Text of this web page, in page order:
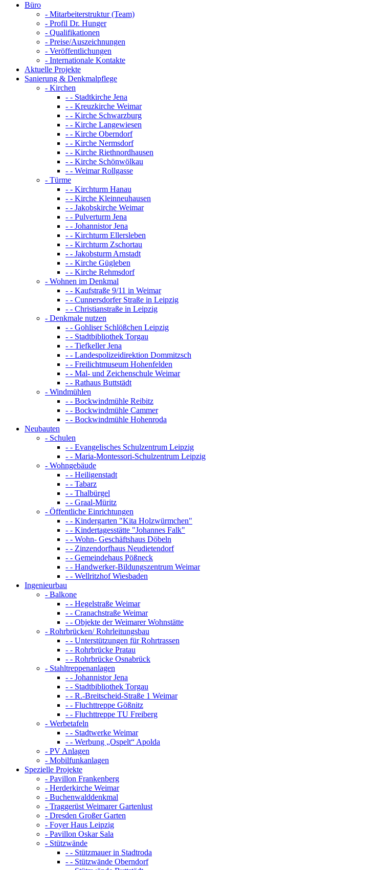
Büro
- Mitarbeiterstruktur (Team)
- Profil Dr. Hunger
- Qualifikationen
- Preise/Auszeichnungen
- Veröffentlichungen
- Internationale Kontakte
Aktuelle Projekte
Sanierung & Denkmalpflege
- Kirchen
- - Stadtkirche Jena
- - Kreuzkirche Weimar
- - Kirche Schwarzburg
- - Kirche Langewiesen
- - Kirche Oberndorf
- - Kirche Nermsdorf
- - Kirche Riethnordhausen
- - Kirche Schönwölkau
- - Weimar Rollgasse
- Türme
- - Kirchturm Hanau
- - Kirche Kleinneuhausen
- - Jakobskirche Weimar
- - Pulverturm Jena
- - Johannistor Jena
- - Kirchturm Ellersleben
- - Kirchturm Zschortau
- - Jakobsturm Arnstadt
- - Kirche Gügleben
- - Kirche Rehmsdorf
- Wohnen im Denkmal
- - Kaufstraße 9/11 in Weimar
- - Cunnersdorfer Straße in Leipzig
- - Christianstraße in Leipzig
- Denkmale nutzen
- - Gohliser Schlößchen Leipzig
- - Stadtbibliothek Torgau
- - Tiefkeller Jena
- - Landespolizeidirektion Dommitzsch
- - Freilichtmuseum Hohenfelden
- - Mal- und Zeichenschule Weimar
- - Rathaus Buttstädt
- Windmühlen
- - Bockwindmühle Reibitz
- - Bockwindmühle Cammer
- - Bockwindmühle Hohenroda
Neubauten
- Schulen
- - Evangelisches Schulzentrum Leipzig
- - Maria-Montessori-Schulzentrum Leipzig
- Wohngebäude
- - Heiligenstadt
- - Tabarz
- - Thalbürgel
- - Graal-Müritz
- Öffentliche Einrichtungen
- - Kindergarten "Kita Holzwürmchen"
- - Kindertagesstätte "Johannes Falk"
- - Wohn- Geschäftshaus Döbeln
- - Zinzendorfhaus Neudietendorf
- - Gemeindehaus Pößneck
- - Handwerker-Bildungszentrum Weimar
- - Wellritzhof Wiesbaden
Ingenieurbau
- Balkone
- - Hegelstraße Weimar
- - Cranachstraße Weimar
- - Objekte der Weimarer Wohnstätte
- Rohrbrücken/ Rohrleitungsbau
- - Unterstützungen für Rohrtrassen
- - Rohrbrücke Pratau
- - Rohrbrücke Osnabrück
- Stahltreppenanlagen
- - Johannistor Jena
- - Stadtbibliothek Torgau
- - R.-Breitscheid-Straße 1 Weimar
- - Fluchttreppe Gößnitz
- - Fluchttreppe TU Freiberg
- Werbetafeln
- - Stadtwerke Weimar
- - Werbung „Ospelt“ Apolda
- PV Anlagen
- Mobilfunkanlagen
Spezielle Projekte
- Pavillon Frankenberg
- Herderkirche Weimar
- Buchenwalddenkmal
- Traggerüst Weimarer Gartenlust
- Dresden Großer Garten
- Foyer Haus Leipzig
- Pavillon Oskar Sala
- Stützwände
- - Stützmauer in Stadtroda
- - Stützwände Oberndorf